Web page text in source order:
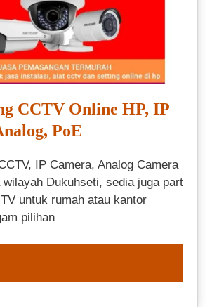
CCTV Online HP, IP
PoE
IP Camera, Analog Camera
Dukuhseti, sedia juga part
untuk rumah atau kantor
pilihan